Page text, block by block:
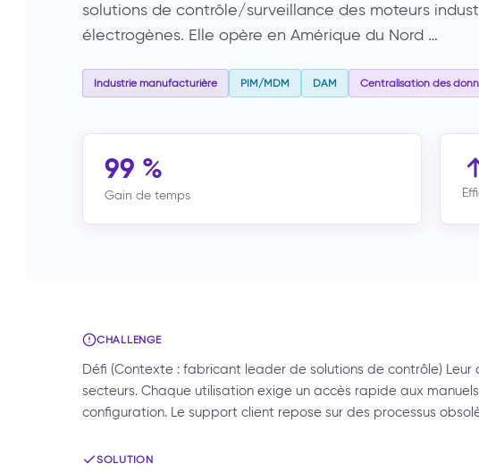
solutions de contrôle/surveillance des moteurs
électrogènes. Elle opère en Amérique du Nord …
Industrie manufacturière PIM/MDM DAM Centralisation des
99 %
Gain de temps
CHALLENGE
Défi (Contexte : fabricant leader de solutions de contrôle)
secteurs. Chaque utilisation exige un accès rapide aux
configuration. Le support client repose sur des processus
SOLUTION